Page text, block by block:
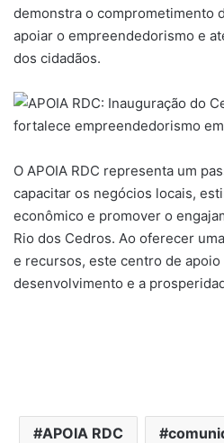
demonstra o comprometimento
apoiar o empreendedorismo e
dos cidadãos.
O APOIA RDC representa um
capacitar os negócios locais,
econômico e promover o
Rio dos Cedros. Ao oferecer
e recursos, este centro de
desenvolvimento e a
APOIA RDC